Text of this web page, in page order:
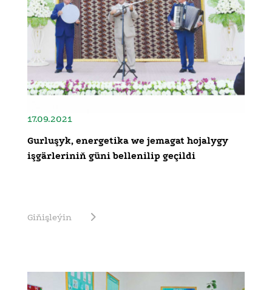
17.09.2021
Gurluşyk, energetika we jemagat hojalygy
işgärleriniň güni bellenilip geçildi
Giňişleýin